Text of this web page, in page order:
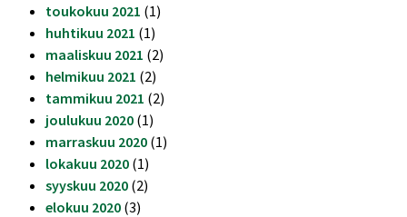
toukokuu 2021 (1)
huhtikuu 2021 (1)
maaliskuu 2021 (2)
helmikuu 2021 (2)
tammikuu 2021 (2)
joulukuu 2020 (1)
marraskuu 2020 (1)
lokakuu 2020 (1)
syyskuu 2020 (2)
elokuu 2020 (3)